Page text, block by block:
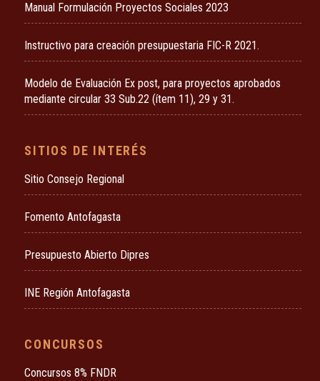
Manual Formulación Proyectos Sociales 2023
Instructivo para creación presupuestaria FIC-R 2021.
Modelo de Evaluación Ex post, para proyectos aprobados
mediante circular 33 Sub.22 (ítem 11), 29 y 31.
SITIOS DE INTERÉS
Sitio Consejo Regional
Fomento Antofagasta
Presupuesto Abierto Dipres
INE Región Antofagasta
CONCURSOS
Concursos 8% FNDR